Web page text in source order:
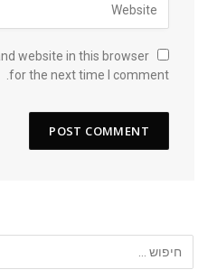
website in this browser
for the next time I comment.